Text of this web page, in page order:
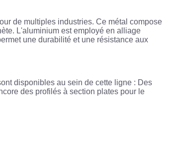
de multiples industries. Ce métal compose
L'aluminium est employé en alliage
une durabilité et une résistance aux
disponibles au sein de cette ligne : Des
des profilés à section plates pour le